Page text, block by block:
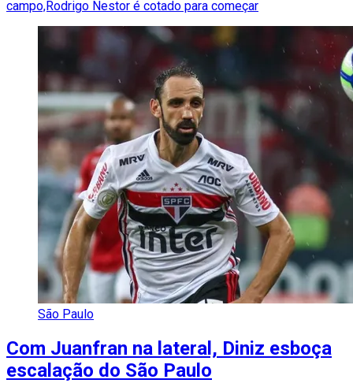
campo,Rodrigo Nestor é cotado para começar
São Paulo
Com Juanfran na lateral, Diniz esboça
escalação do São Paulo